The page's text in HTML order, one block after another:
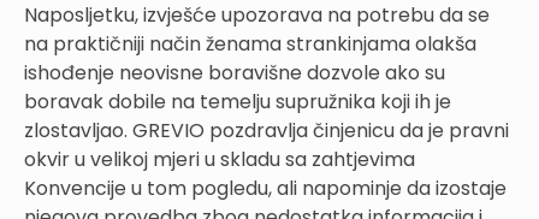
Naposljetku, izvješće upozorava na potrebu da se
na praktičniji način ženama strankinjama olakša
ishođenje neovisne boravišne dozvole ako su
boravak dobile na temelju supružnika koji ih je
zlostavljao. GREVIO pozdravlja činjenicu da je pravni
okvir u velikoj mjeri u skladu sa zahtjevima
Konvencije u tom pogledu, ali napominje da izostaje